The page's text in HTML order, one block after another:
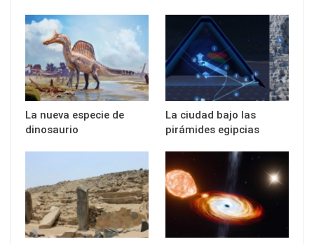
La nueva especie de
dinosaurio
La ciudad bajo las
pirámides egipcias